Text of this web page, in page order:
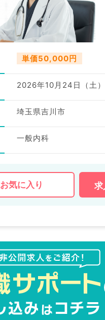
単価50,000円
2026年10月24日（土）
埼玉県吉川市
一般内科
お気に入り 求